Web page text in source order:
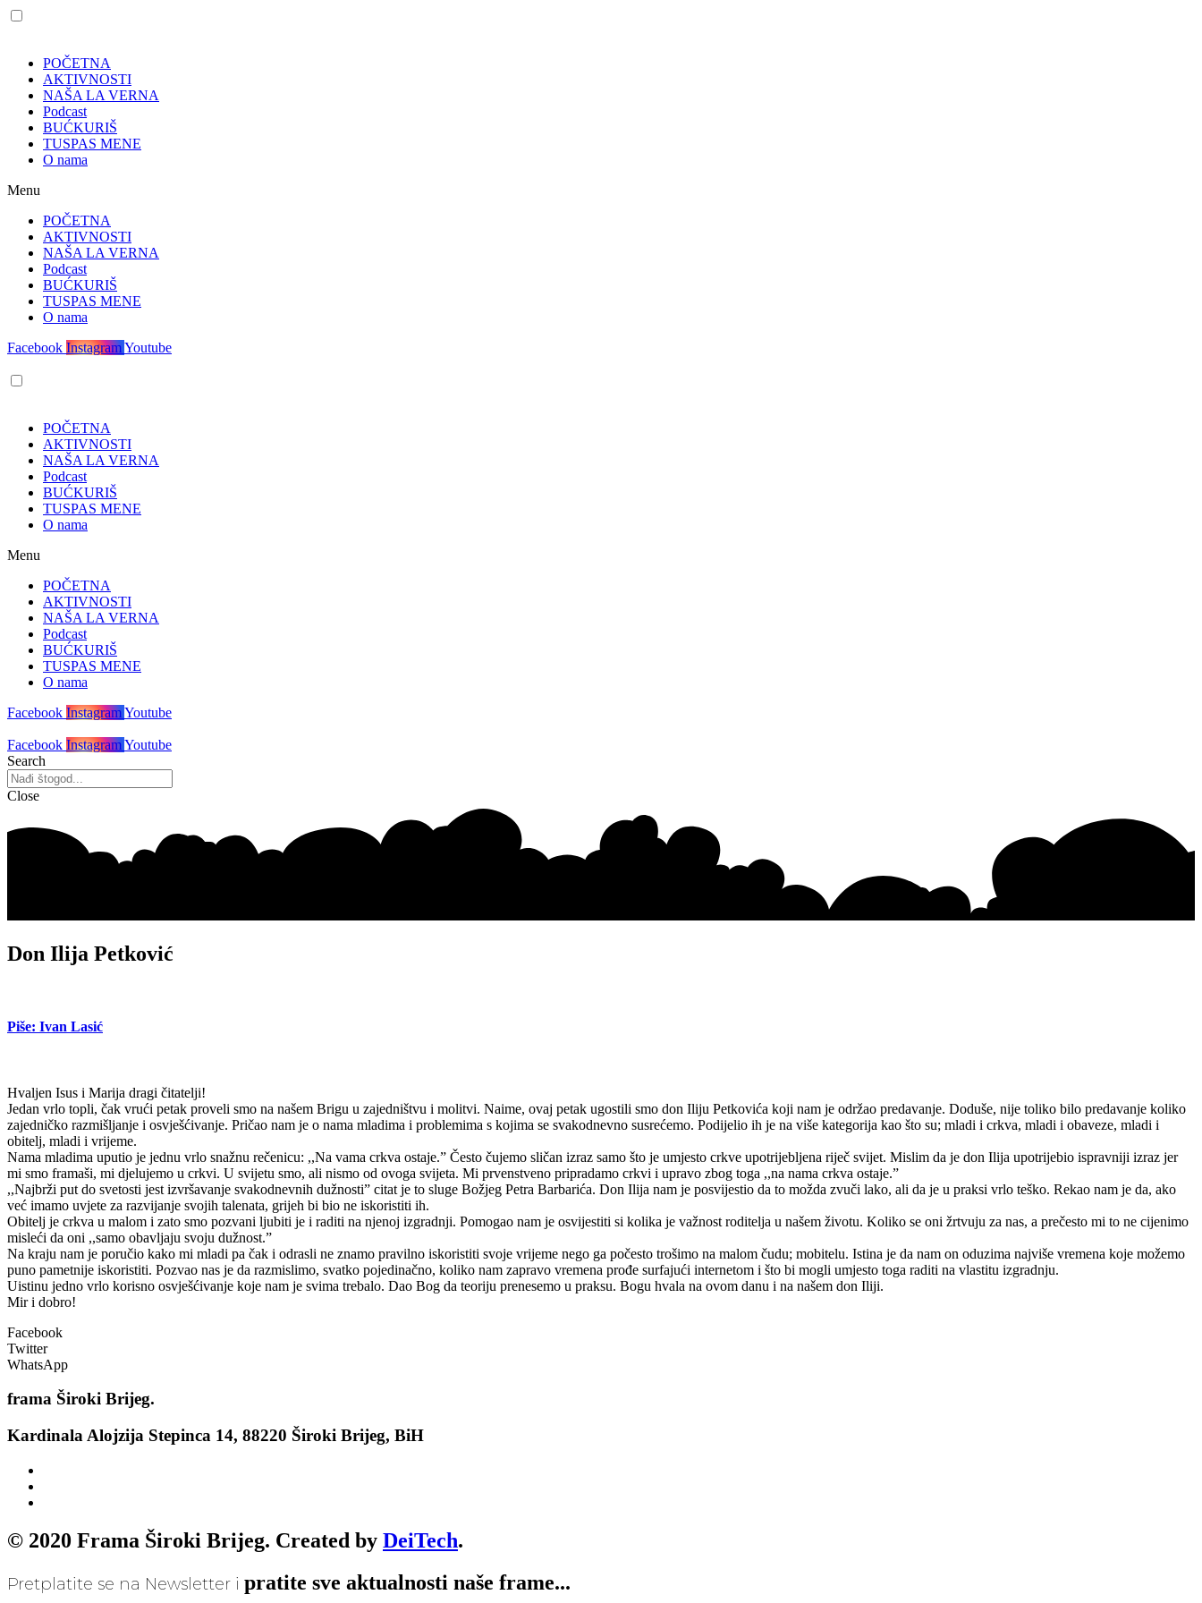
POČETNA
AKTIVNOSTI
NAŠA LA VERNA
Podcast
BUĆKURIŠ
TUSPAS MENE
O nama
Menu
POČETNA
AKTIVNOSTI
NAŠA LA VERNA
Podcast
BUĆKURIŠ
TUSPAS MENE
O nama
Facebook InstagramYoutube
POČETNA
AKTIVNOSTI
NAŠA LA VERNA
Podcast
BUĆKURIŠ
TUSPAS MENE
O nama
Menu
POČETNA
AKTIVNOSTI
NAŠA LA VERNA
Podcast
BUĆKURIŠ
TUSPAS MENE
O nama
Facebook InstagramYoutube
Facebook InstagramYoutube
Search
Close
Don Ilija Petković
Piše: Ivan Lasić
Hvaljen Isus i Marija dragi čitatelji!
Jedan vrlo topli, čak vrući petak proveli smo na našem Brigu u zajedništvu i molitvi. Naime, ovaj petak ugostili smo don Iliju Petkovića koji nam je održao predavanje. Doduše, nije toliko bilo predavanje koliko
zajedničko razmišljanje i osvješćivanje. Pričao nam je o nama mladima i problemima s kojima se svakodnevno susrećemo. Podijelio ih je na više kategorija kao što su; mladi i crkva, mladi i obaveze, mladi i
obitelj, mladi i vrijeme.
Nama mladima uputio je jednu vrlo snažnu rečenicu: ,,Na vama crkva ostaje.” Često čujemo sličan izraz samo što je umjesto crkve upotrijebljena riječ svijet. Mislim da je don Ilija upotrijebio ispravniji izraz jer
mi smo framaši, mi djelujemo u crkvi. U svijetu smo, ali nismo od ovoga svijeta. Mi prvenstveno pripradamo crkvi i upravo zbog toga ,,na nama crkva ostaje.”
,,Najbrži put do svetosti jest izvršavanje svakodnevnih dužnosti” citat je to sluge Božjeg Petra Barbarića. Don Ilija nam je posvijestio da to možda zvuči lako, ali da je u praksi vrlo teško. Rekao nam je da, ako
već imamo uvjete za razvijanje svojih talenata, grijeh bi bio ne iskoristiti ih.
Obitelj je crkva u malom i zato smo pozvani ljubiti je i raditi na njenoj izgradnji. Pomogao nam je osvijestiti si kolika je važnost roditelja u našem životu. Koliko se oni žrtvuju za nas, a prečesto mi to ne cijenimo
misleći da oni ,,samo obavljaju svoju dužnost.”
Na kraju nam je poručio kako mi mladi pa čak i odrasli ne znamo pravilno iskoristiti svoje vrijeme nego ga počesto trošimo na malom čudu; mobitelu. Istina je da nam on oduzima najviše vremena koje možemo
puno pametnije iskoristiti. Pozvao nas je da razmislimo, svatko pojedinačno, koliko nam zapravo vremena prođe surfajući internetom i što bi mogli umjesto toga raditi na vlastitu izgradnju.
Uistinu jedno vrlo korisno osvješćivanje koje nam je svima trebalo. Dao Bog da teoriju prenesemo u praksu. Bogu hvala na ovom danu i na našem don Iliji.
Mir i dobro!
Facebook
Twitter
WhatsApp
frama Široki Brijeg.
Kardinala Alojzija Stepinca 14, 88220 Široki Brijeg, BiH
© 2020 Frama Široki Brijeg. Created by DeiTech.
Pretplatite se na Newsletter i pratite sve aktualnosti naše frame...